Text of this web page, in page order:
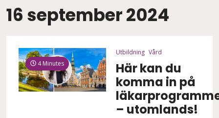
16 september 2024
4 Minutes
Utbildning Vård
Här kan du
komma in på
– utomlands!